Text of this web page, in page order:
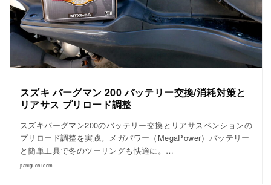
スズキ バーグマン 200 バッテリー交換/消耗対策と
リアサス プリロード調整
スズキバーグマン200のバッテリー交換とリアサスペンションの
プリロード調整を実践。メガパワー（MegaPower）バッテリー
と簡単工具で冬のツーリングも快適に。…
jtaniguchi.com